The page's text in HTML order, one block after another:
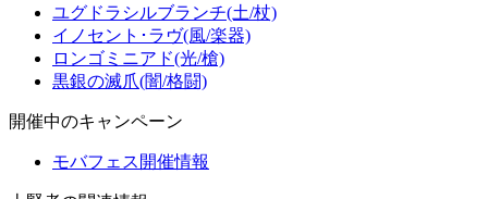
ユグドラシルブランチ(土/杖)
イノセント･ラヴ(風/楽器)
ロンゴミニアド(光/槍)
黒銀の滅爪(闇/格闘)
開催中のキャンペーン
モバフェス開催情報